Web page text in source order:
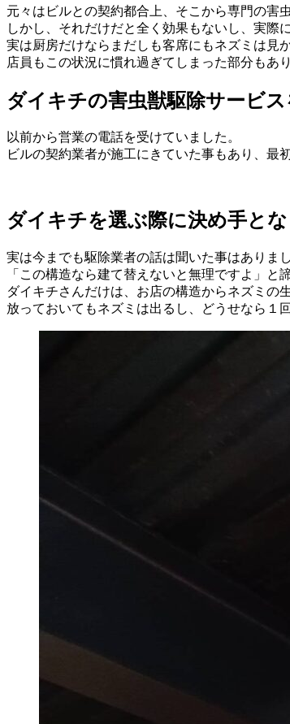
元々はビルとの契約都合上、そこから専門の害
しかし、それだけだと全く効果もないし、実際
実は厨房だけならまだしも客席にもネズミは見
店員もこの状況に慣れ過ぎてしまった部分もあ
ダイキチの害虫獣駆除サービ
以前から営業の電話を受けていました。
ビルの契約業者が施工にきていた事もあり、最
ダイキチを選ぶ際に決め手と
実は今までも駆除業者の話は聞いた事はありま
「この構造なら建て替えないと無理ですよ」と
ダイキチさんだけは、お店の構造からネズミの
放っておいてもネズミは出るし、どうせなら１